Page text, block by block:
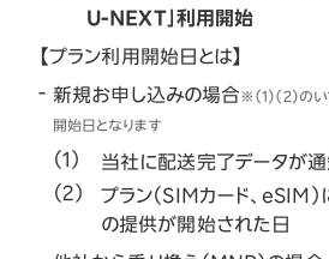
U-NEXT」利用開始
【プラン利用開始日とは】
新規お申し込みの場合 ※（1）（2）
開始日となります
当社に配送完了データが
プラン（SIMカード、eSIM）
の提供が開始された日